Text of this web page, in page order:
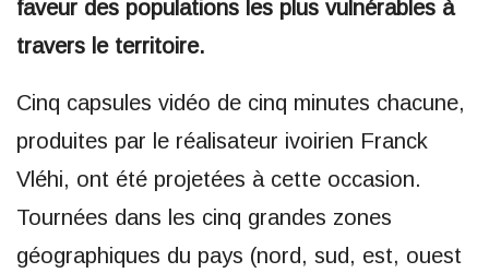
faveur des populations les plus vulnérables à
travers le territoire.
Cinq capsules vidéo de cinq minutes chacune,
produites par le réalisateur ivoirien Franck
Vléhi, ont été projetées à cette occasion.
Tournées dans les cinq grandes zones
géographiques du pays (nord, sud, est, ouest